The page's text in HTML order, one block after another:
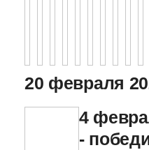
20 февраля
4
-